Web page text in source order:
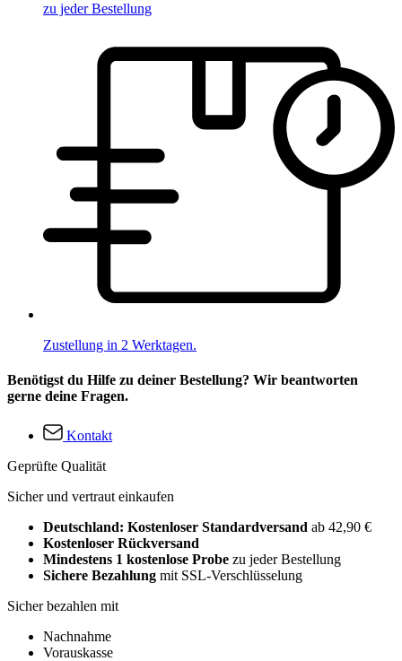
zu jeder Bestellung
Zustellung in 2 Werktagen.
Benötigst du Hilfe zu deiner Bestellung? Wir beantworten
gerne deine Fragen.
Kontakt
Geprüfte Qualität
Sicher und vertraut einkaufen
Deutschland: Kostenloser Standardversand ab 42,90 €
Kostenloser Rückversand
Mindestens 1 kostenlose Probe zu jeder Bestellung
Sichere Bezahlung mit SSL-Verschlüsselung
Sicher bezahlen mit
Nachnahme
Vorauskasse